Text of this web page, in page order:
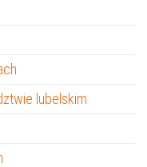
lubelskim